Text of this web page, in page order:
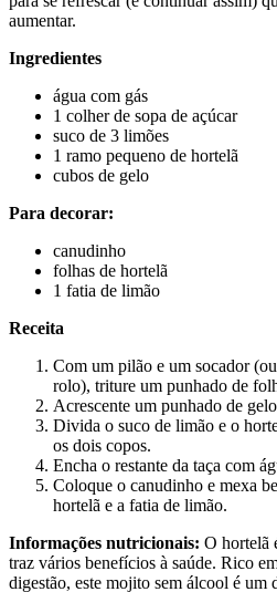
aumentar.
Ingredientes
água com gás
1 colher de sopa de açúcar
suco de 3 limões
1 ramo pequeno de hortelã
cubos de gelo
Para decorar:
canudinho
folhas de hortelã
1 fatia de limão
Receita
Com um pilão e um socador
rolo), triture um punhado de
Acrescente um punhado de
Divida o suco de limão e o
os dois copos.
Encha o restante da taça com
Coloque o canudinho e mexa
hortelã e a fatia de limão.
Informações nutricionais: O hortelã
traz vários benefícios à saúde. Rico
digestão, este mojito sem álcool é